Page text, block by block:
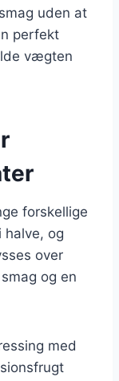
uden at
perfekt
vægten
forskellige
halve, og
over
og en
med